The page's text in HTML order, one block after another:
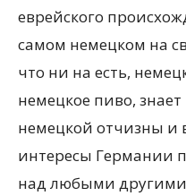
еврейского
самом немецком на
что ни на есть,
немецкое пиво,
немецкой отчизны и
интересы Германии
над любыми